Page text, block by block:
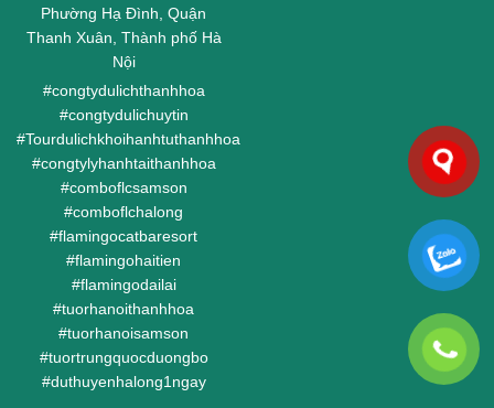
Phường Hạ Đình, Quận
Thanh Xuân, Thành phố Hà
Nội
#congtydulichthanhhoa
#congtydulichuytin
#Tourdulichkhoihanhtuthanhhoa
#congtylyhanhtaithanhhoa
#comboflcsamson
#comboflchalong
#flamingocatbaresort
#flamingohaitien
#flamingodailai
#tuorhanoithanhhoa
#tuorhanoisamson
#tuortrungquocduongbo
#duthuyenhalong1ngay